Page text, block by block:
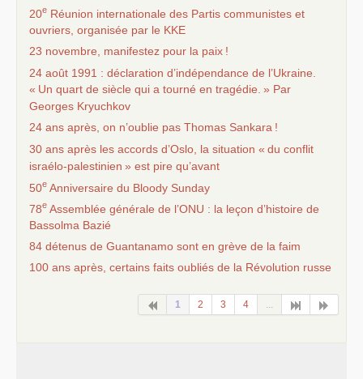
20e Réunion internationale des Partis communistes et
ouvriers, organisée par le KKE
23 novembre, manifestez pour la paix !
24 août 1991 : déclaration d’indépendance de l’Ukraine.
« Un quart de siècle qui a tourné en tragédie. » Par
Georges Kryuchkov
24 ans après, on n’oublie pas Thomas Sankara !
30 ans après les accords d’Oslo, la situation « du conflit
israélo-palestinien » est pire qu’avant
50e Anniversaire du Bloody Sunday
78e Assemblée générale de l’ONU : la leçon d’histoire de
Bassolma Bazié
84 détenus de Guantanamo sont en grève de la faim
100 ans après, certains faits oubliés de la Révolution russe
1 2 3 4